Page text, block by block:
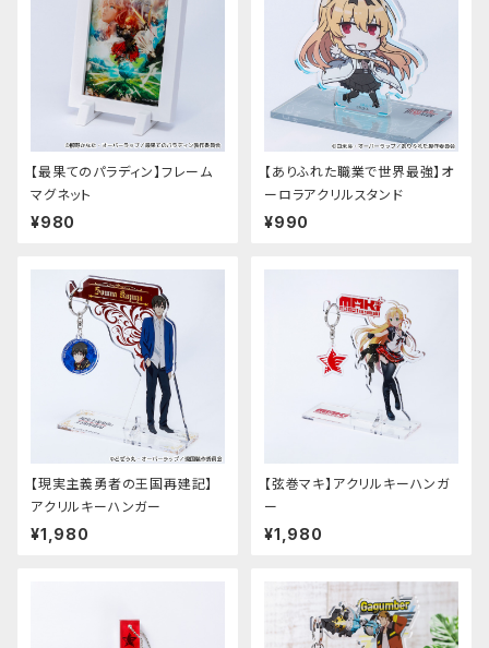
【最果てのパラディン】フレーム
マグネット
¥980
【ありふれた職業で世界最強】オ
ーロラアクリルスタンド
¥990
【現実主義勇者の王国再建記】
アクリルキーハンガー
¥1,980
【弦巻マキ】アクリルキーハンガ
ー
¥1,980